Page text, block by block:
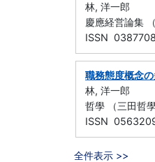
林, 洋一郎
慶應経営論集
ISSN
職務態度概念
林, 洋一郎
哲學 （三田哲
ISSN
全件表示 >>